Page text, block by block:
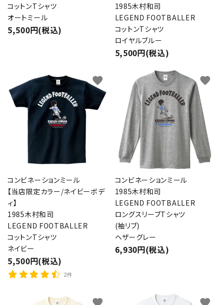
コットンTシャツ
オートミール
5,500円(税込)
1985木村和司
LEGEND FOOTBALLER
コットンTシャツ
ロイヤルブルー
5,500円(税込)
コンビネーションミール
【当店限定カラー/ネイビーボデ
ィ】
1985木村和司
LEGEND FOOTBALLER
コットンTシャツ
ネイビー
5,500円(税込)
2件
favorite
コンビネーションミール
1985木村和司
LEGEND FOOTBALLER
ロングスリーブTシャツ
(袖リブ)
ヘザーグレー
6,930円(税込)
favorite